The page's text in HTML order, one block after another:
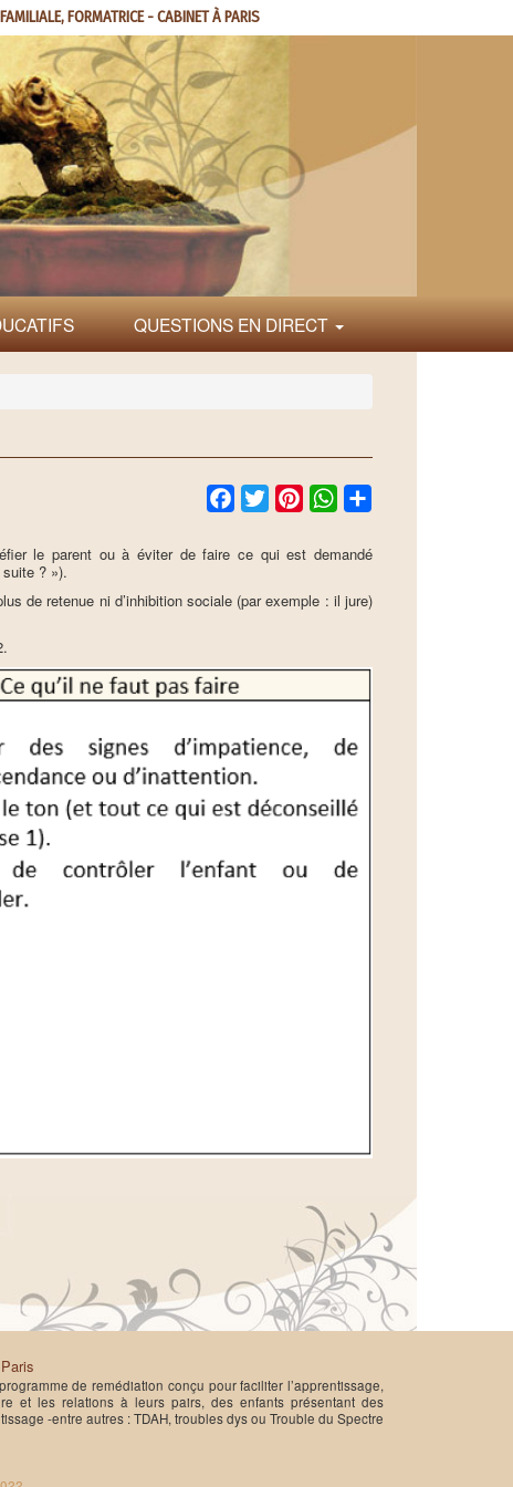
FORMATRICE - CABINET À PARIS
QUESTIONS EN DIRECT
Facebook
TwitterPinterestWhatsApp
Share
le parent ou à éviter de faire ce qui est demandé
? »).
de retenue ni d’inhibition sociale (par exemple : il jure)
de remédiation conçu pour faciliter l’apprentissage,
et les relations à leurs pairs, des enfants présentant des
-entre autres : TDAH, troubles dys ou Trouble du Spectre